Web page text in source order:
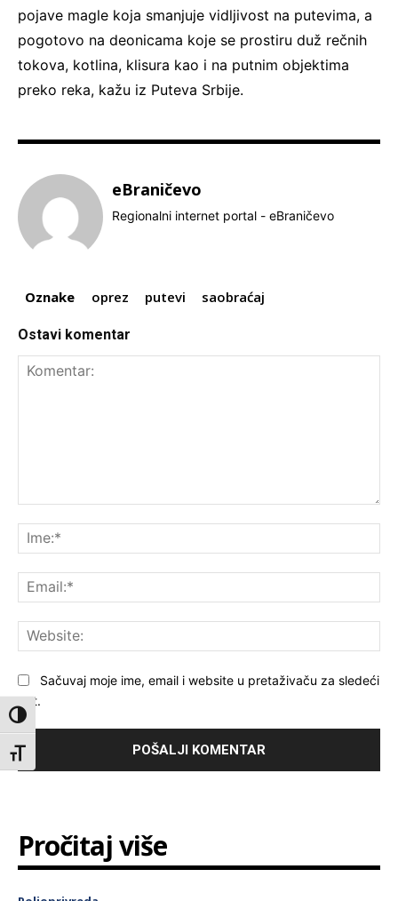
Toggle High Contrast
Toggle Font size
pojave magle koja smanjuje vidljivost na putevima, a
pogotovo na deonicama koje se prostiru duž rečnih
tokova, kotlina, klisura kao i na putnim objektima
preko reka, kažu iz Puteva Srbije.
eBraničevo
Regionalni internet portal - eBraničevo
Oznake oprez putevi saobraćaj
Ostavi komentar
Sačuvaj moje ime, email i website u pretaživaču za sledeći
put.
Pročitaj više